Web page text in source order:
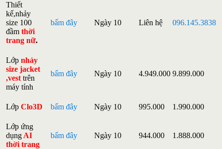
Thiết
kế,nhảy
size 100
đầm thời
trang nữ.
bấm đây Ngày 10 Liên hệ 096.145.3838
Lớp nhảy
size jacket
,vest trên
máy tính
bấm đây Ngày 10 4.949.000 9.899.000
Lớp Clo3D bấm đây Ngày 10 995.000 1.990.000
Lớp ứng
dụng AI
thời trang
bấm đây Ngày 10 944.000 1.888.000